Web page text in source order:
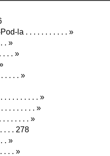
la . . . . . . . . . . . »
. »
. . . »
. . . . »
. . . . . . . . »
. . . . . . . . »
. . . . . . »
. . . 278
. »
. . . »